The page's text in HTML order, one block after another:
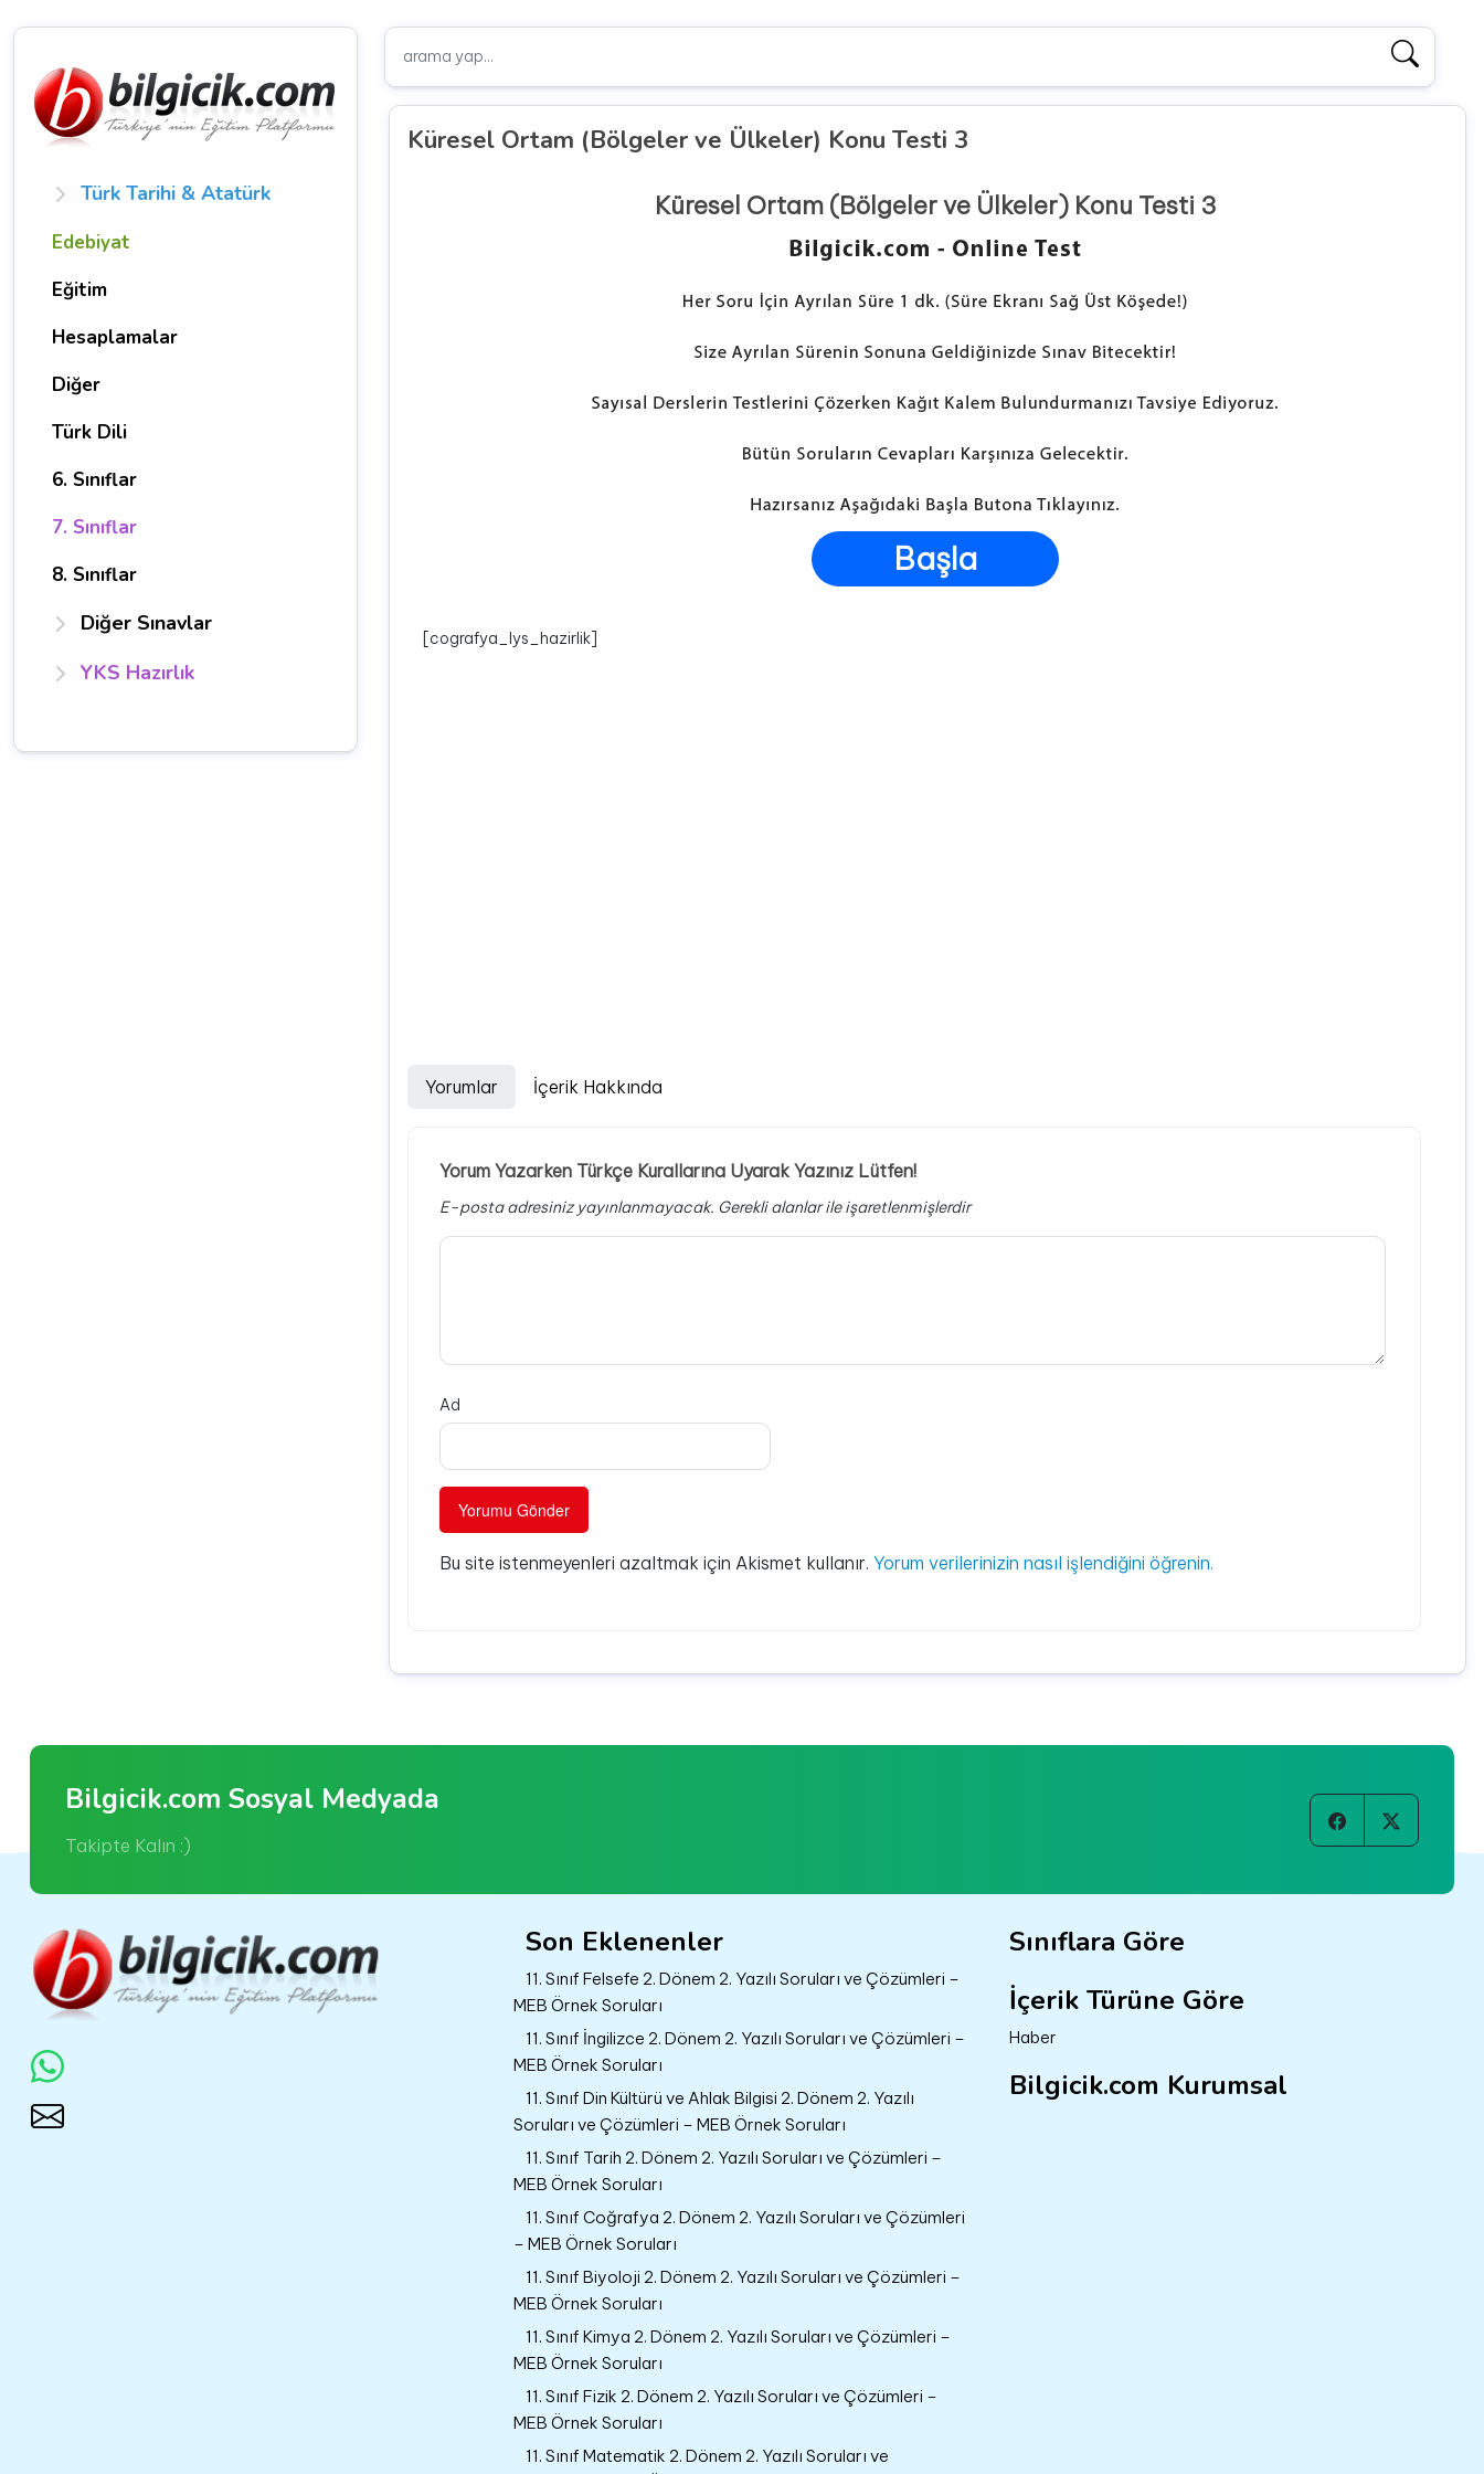
Türk Tarihi & Atatürk
Edebiyat
Eğitim
Hesaplamalar
Diğer
Türk Dili
6. Sınıflar
7. Sınıflar
8. Sınıflar
Diğer Sınavlar
YKS Hazırlık
Küresel Ortam (Bölgeler ve Ülkeler) Konu Testi 3
Küresel Ortam (Bölgeler ve Ülkeler) Konu Testi 3
Başla
[cografya_lys_hazirlik]
Yorumlar İçerik Hakkında
Yorum Yazarken Türkçe Kurallarına Uyarak Yazınız Lütfen!
E-posta adresiniz yayınlanmayacak. Gerekli alanlarile işaretlenmişlerdir
Ad
Bu site istenmeyenleri azaltmak için Akismet kullanır. Yorum verilerinizin nasıl işlendiğini öğrenin.
Bilgicik.com Sosyal Medyada
Takipte Kalın :)
Son Eklenenler
11. Sınıf Felsefe 2. Dönem 2. Yazılı Soruları ve Çözümleri –
MEB Örnek Soruları
11. Sınıf İngilizce 2. Dönem 2. Yazılı Soruları ve Çözümleri –
MEB Örnek Soruları
11. Sınıf Din Kültürü ve Ahlak Bilgisi 2. Dönem 2. Yazılı
Soruları ve Çözümleri – MEB Örnek Soruları
11. Sınıf Tarih 2. Dönem 2. Yazılı Soruları ve Çözümleri –
MEB Örnek Soruları
11. Sınıf Coğrafya 2. Dönem 2. Yazılı Soruları ve Çözümleri
– MEB Örnek Soruları
11. Sınıf Biyoloji 2. Dönem 2. Yazılı Soruları ve Çözümleri –
MEB Örnek Soruları
11. Sınıf Kimya 2. Dönem 2. Yazılı Soruları ve Çözümleri –
MEB Örnek Soruları
11. Sınıf Fizik 2. Dönem 2. Yazılı Soruları ve Çözümleri –
MEB Örnek Soruları
11. Sınıf Matematik 2. Dönem 2. Yazılı Soruları ve
Sınıflara Göre
İçerik Türüne Göre
Haber
Bilgicik.com Kurumsal